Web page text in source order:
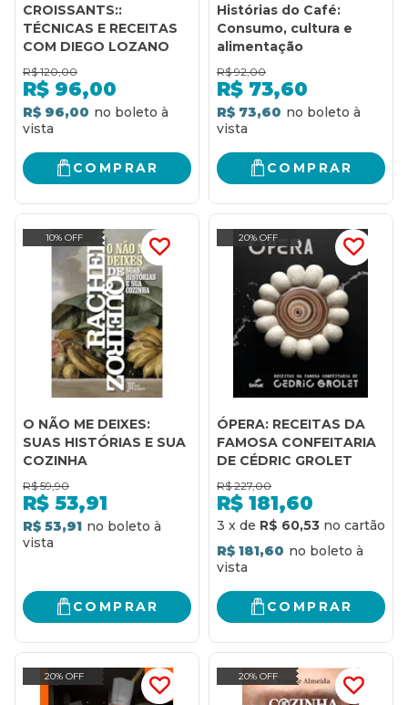
CROISSANTS::
TÉCNICAS E RECEITAS
COM DIEGO LOZANO
R$ 120,00
R$ 96,00
R$ 96,00
COMPRAR
Histórias do Café:
Consumo, cultura e
alimentação
R$ 92,00
R$ 73,60
R$ 73,60
COMPRAR
10% OFF
O NÃO ME DEIXES:
SUAS HISTÓRIAS E SUA
COZINHA
R$ 59,90
R$ 53,91
R$ 53,91
COMPRAR
20% OFF
ÓPERA: RECEITAS DA
FAMOSA CONFEITARIA
DE CÉDRIC GROLET
R$ 227,00
R$ 181,60
3 x de R$ 60,53
R$ 181,60
COMPRAR
20% OFF 20% OFF